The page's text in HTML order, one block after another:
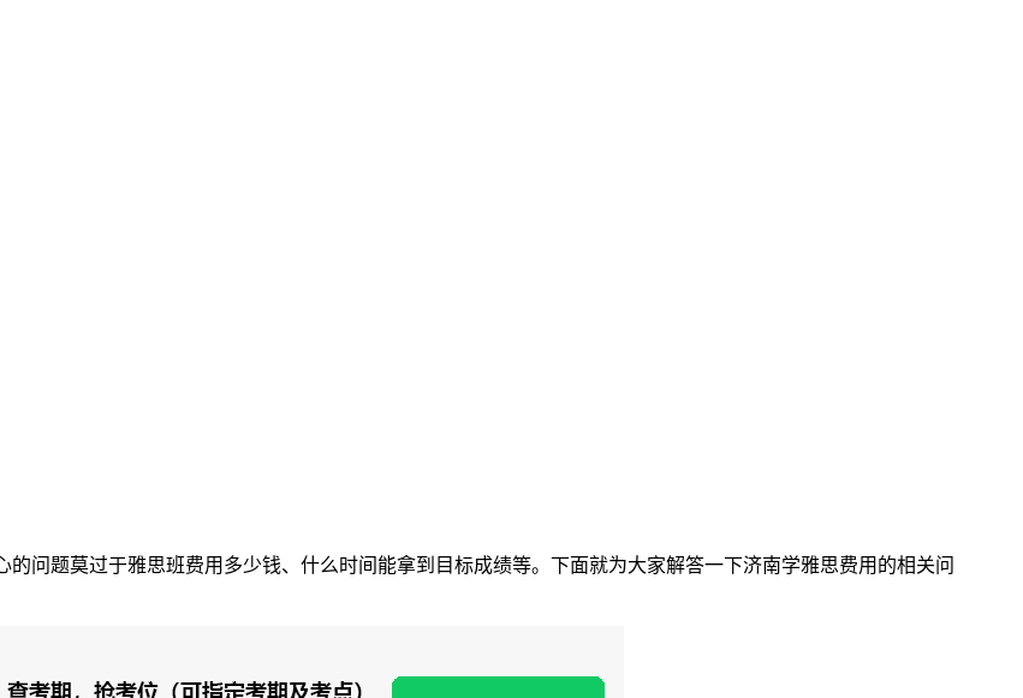
问题莫过于雅思班费用多少钱、什么时间能拿到目标成绩等。下面就为大家解答一下济南学雅思费用的相关问